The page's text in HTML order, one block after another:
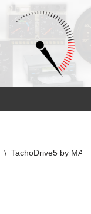
\ TachoDrive5 by